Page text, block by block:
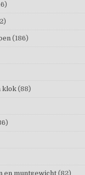
(186)
klok (88)
en muntgewicht (82)